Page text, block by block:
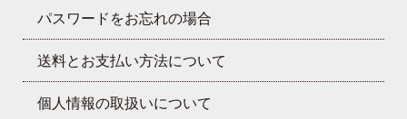
パスワードをお忘れの場合
送料とお支払い方法について
個人情報の取扱いについて